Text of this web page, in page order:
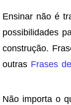
Ensinar não é
possibilidades
construção.
outras Frases
Não importa o